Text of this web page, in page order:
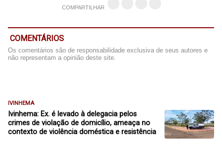
COMPARTILHAR
COMENTÁRIOS
Os comentários são de responsabilidade exclusiva de seus autores e
não representam a opinião deste site.
IVINHEMA
Ivinhema: Ex. é levado à delegacia pelos
crimes de violação de domicílio, ameaça no
contexto de violência doméstica e resistência